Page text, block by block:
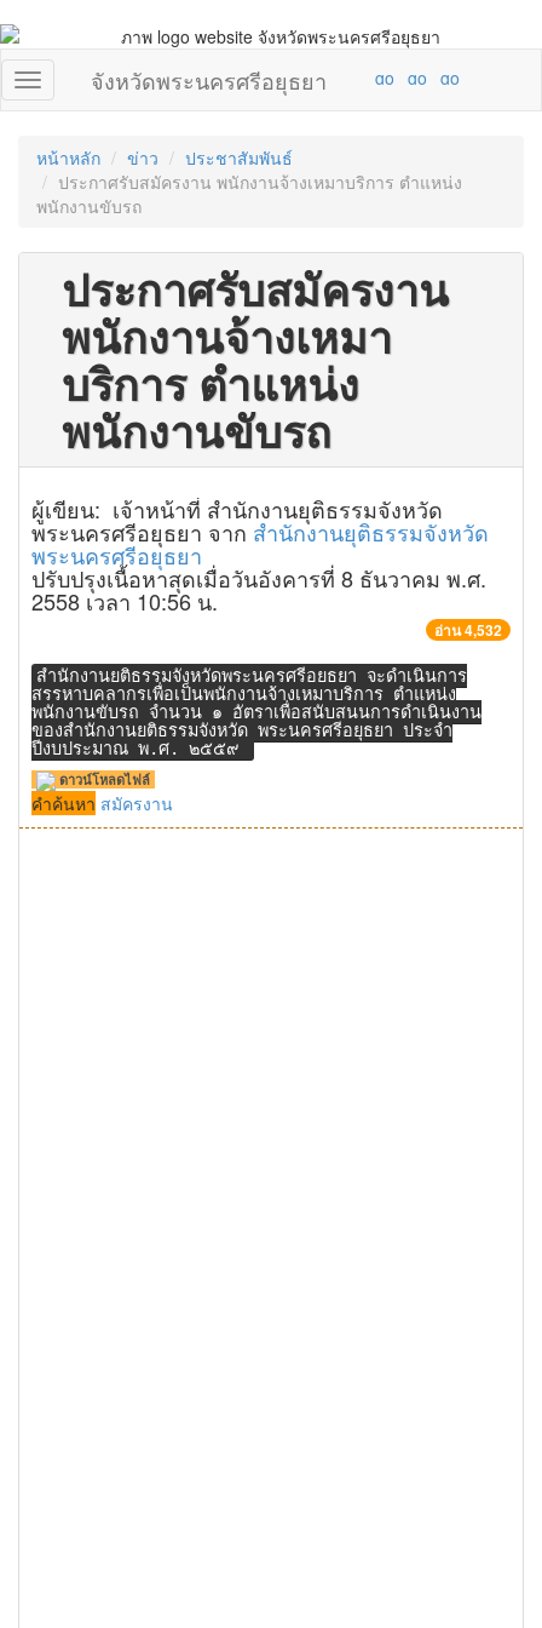
จังหวัดพระนครศรีอยุธยา
หน้าหลัก ข่าว
ประชาสัมพันธ์
ประกาศรับสมัครงาน พนักงานจ้างเหมาบริการ ตำแหน่ง
พนักงานขับรถ
ประกาศรับสมัครงาน
พนักงานจ้างเหมา
บริการ ตำแหน่ง
พนักงานขับรถ
ผู้เขียน: เจ้าหน้าที่ สำนักงานยุติธรรมจังหวัด
พระนครศรีอยุธยา จาก สำนักงานยุติธรรมจังหวัด
พระนครศรีอยุธยา
ปรับปรุงเนื้อหาสุดเมื่อวันอังคารที่ 8 ธันวาคม พ.ศ.
2558 เวลา 10:56 น.
อ่าน 4,532
สำนักงานยุติธรรมจังหวัดพระนครศรีอยุธยา จะดำเนินการ
สรรหาบุคลากรเพื่อเป็นพนักงานจ้างเหมาบริการ ตำแหน่ง
พนักงานขับรถ จำนวน ๑ อัตราเพื่อสนับสนุนการดำเนินงาน
ของสำนักงานยุติธรรมจังหวัด พระนครศรีอยุธยา ประจำ
ปีงบประมาณ พ.ศ. ๒๕๕๙
ดาวน์โหลดไฟล์
คำค้นหา สมัครงาน